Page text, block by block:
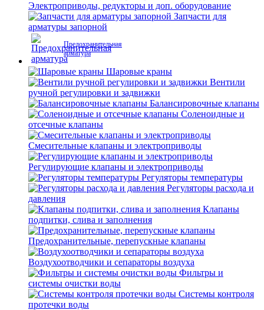
Электроприводы, редукторы и доп. оборудование
Запчасти для
арматуры запорной
Предохранительная
арматура
Шаровые краны
Вентили
ручной регулировки и задвижки
Балансировочные клапаны
Соленоидные и
отсечные клапаны
Смесительные клапаны и электроприводы
Регулирующие клапаны и электроприводы
Регуляторы температуры
Регуляторы расхода и
давления
Клапаны
подпитки, слива и заполнения
Предохранительные, перепускные клапаны
Воздухоотводчики и сепараторы воздуха
Фильтры и
системы очистки воды
Системы контроля
протечки воды